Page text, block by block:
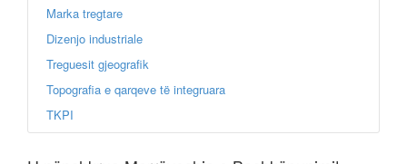
Marka tregtare
Dizenjo industriale
Treguesit gjeografik
Topografia e qarqeve të integruara
TKPI